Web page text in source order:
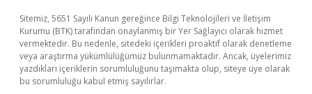
Sitemiz, 5651 Sayılı Kanun gereğince Bilgi Teknolojileri ve İletişim
Kurumu (BTK) tarafından onaylanmış bir Yer Sağlayıcı olarak hizmet
vermektedir. Bu nedenle, sitedeki içerikleri proaktif olarak denetleme
veya araştırma yükümlülüğümüz bulunmamaktadır. Ancak, üyelerimiz
yazdıkları içeriklerin sorumluluğunu taşımakta olup, siteye üye olarak
bu sorumluluğu kabul etmiş sayılırlar.